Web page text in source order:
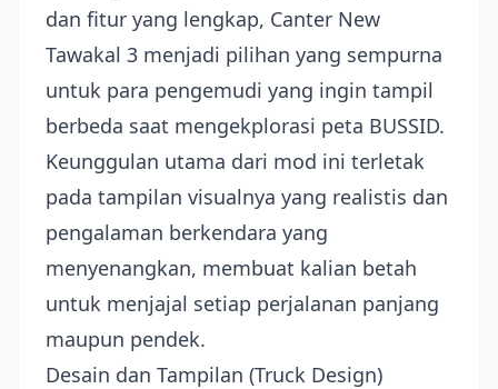
dan fitur yang lengkap, Canter New
Tawakal 3 menjadi pilihan yang sempurna
untuk para pengemudi yang ingin tampil
berbeda saat mengekplorasi peta BUSSID.
Keunggulan utama dari mod ini terletak
pada tampilan visualnya yang realistis dan
pengalaman berkendara yang
menyenangkan, membuat kalian betah
untuk menjajal setiap perjalanan panjang
maupun pendek.
Desain dan Tampilan (Truck Design)